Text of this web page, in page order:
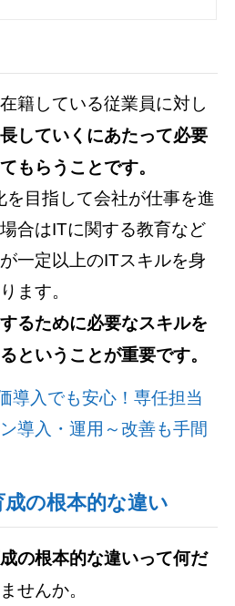
籍している従業員に対し
していくにあたって必要
もらうことです。
目指して会社が仕事を進
合はITに関する教育など
一定以上のITスキルを身
ます。
るために必要なスキルを
ということが重要です。
導入でも安心！専任担当
導入・運用～改善も手間
の根本的な違い
の根本的な違いって何だ
せんか。